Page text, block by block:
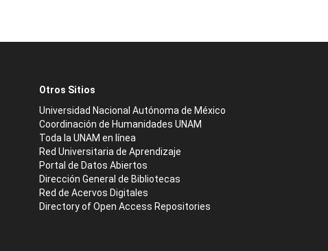
Otros Sitios
Universidad Nacional Autónoma de México
Coordinación de Humanidades UNAM
Toda la UNAM en línea
Red Universitaria de Aprendizaje
Portal de Datos Abiertos
Dirección General de Bibliotecas
Red de Acervos Digitales
Directory of Open Access Repositories